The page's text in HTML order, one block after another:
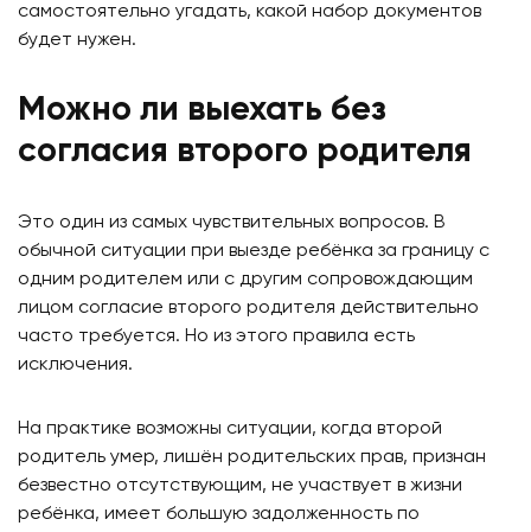
самостоятельно угадать, какой набор документов
будет нужен.
Можно ли выехать без
согласия второго родителя
Это один из самых чувствительных вопросов. В
обычной ситуации при выезде ребёнка за границу с
одним родителем или с другим сопровождающим
лицом согласие второго родителя действительно
часто требуется. Но из этого правила есть
исключения.
На практике возможны ситуации, когда второй
родитель умер, лишён родительских прав, признан
безвестно отсутствующим, не участвует в жизни
ребёнка, имеет большую задолженность по